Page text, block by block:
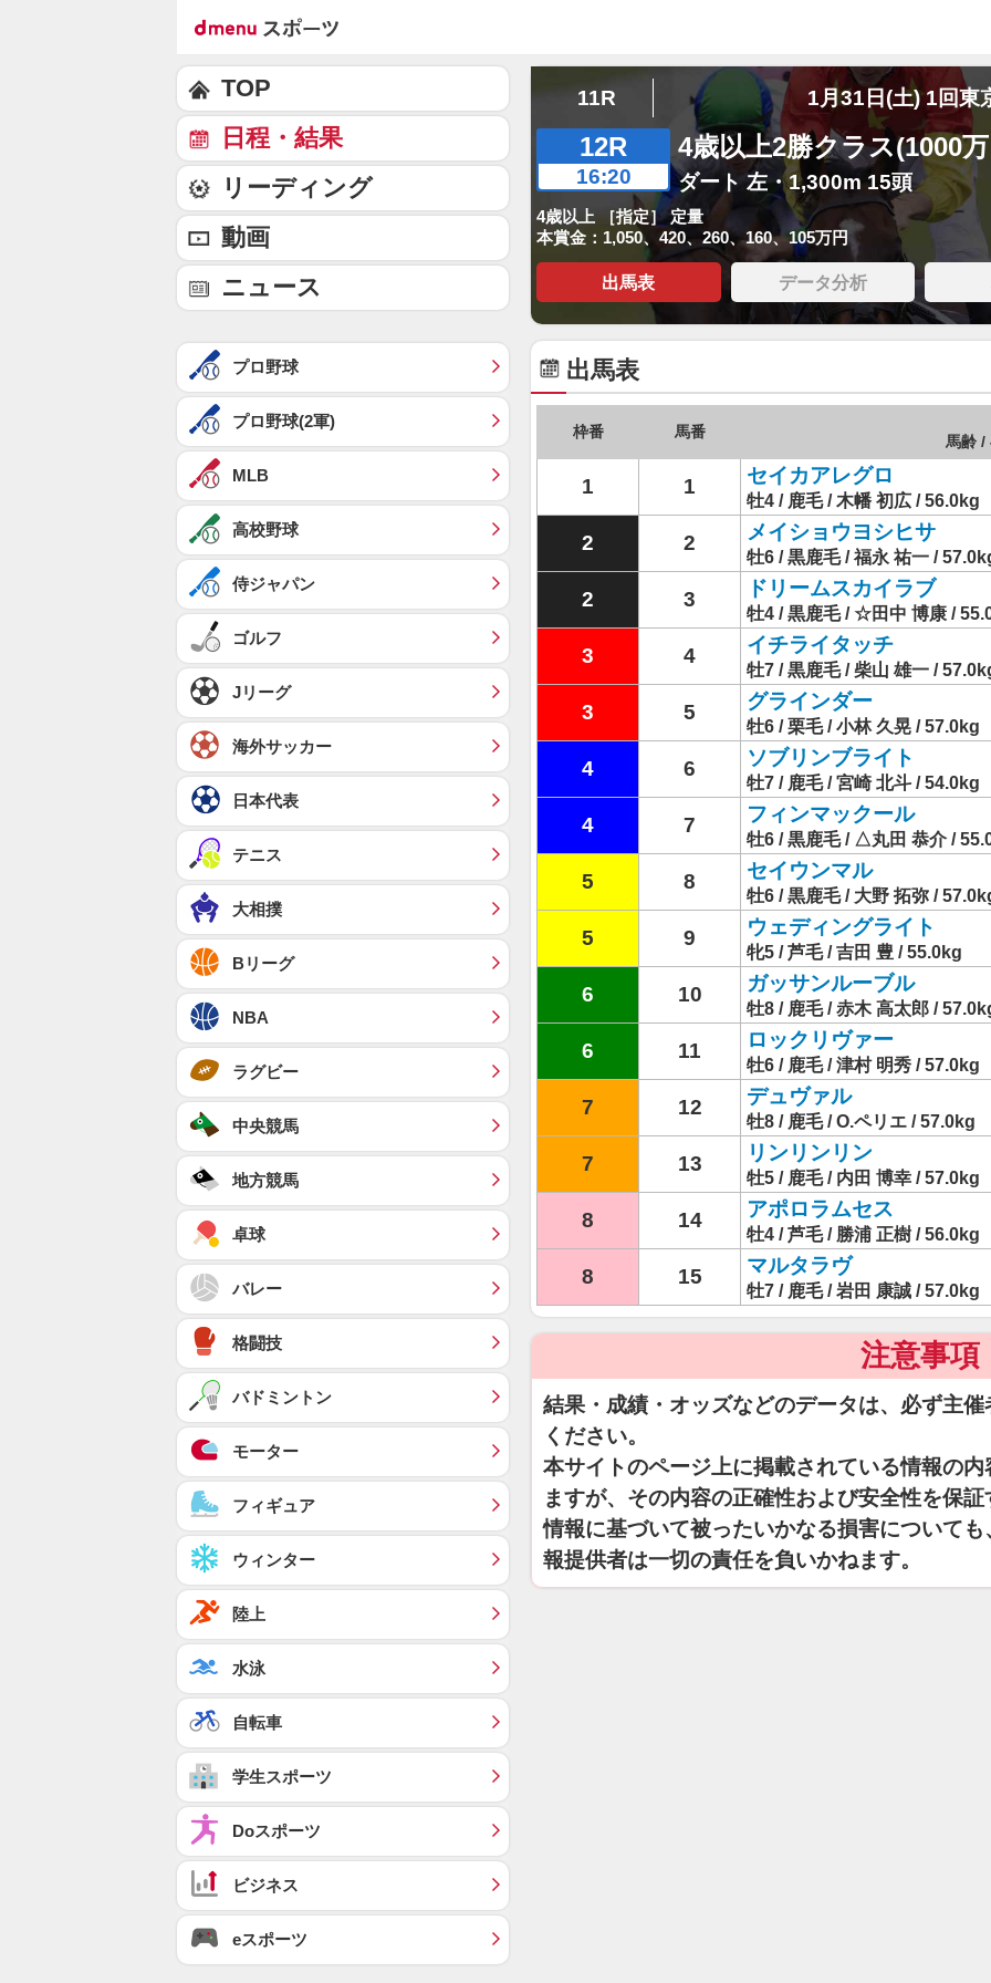
11R 1月31日(土) 1回東
12R
16:20
4歳以上2勝クラス(1000
ダート 左・1,300m 15頭
4歳以上 ［指定］ 定量
本賞金：1,050、420、260、160、105万円
出馬表 データ分析
出馬表
枠番 馬番
馬齢 /
1 1 セイカアレグロ
牡4 / 鹿毛 / 木幡 初広 / 56.0kg
2 2 メイショウヨシヒサ
牡6 / 黒鹿毛 / 福永 祐一 /
2 3 ドリームスカイラブ
牡4 / 黒鹿毛 / ☆田中 博康 /
3 4 イチライタッチ
牡7 / 黒鹿毛 / 柴山 雄一 /
3 5 グラインダー
牡6 / 栗毛 / 小林 久晃 / 57.0kg
4 6 ソブリンブライト
牡7 / 鹿毛 / 宮崎 北斗 / 54.0kg
4 7 フィンマックール
牡6 / 黒鹿毛 / △丸田 恭介 /
5 8 セイウンマル
牡6 / 黒鹿毛 / 大野 拓弥 /
5 9 ウェディングライト
牝5 / 芦毛 / 吉田 豊 / 55.0kg
6 10 ガッサンルーブル
牡8 / 鹿毛 / 赤木 高太郎 /
6 11 ロックリヴァー
牡6 / 鹿毛 / 津村 明秀 / 57.0kg
7 12 デュヴァル
牡8 / 鹿毛 / O.ペリエ / 57.0kg
7 13 リンリンリン
牡5 / 鹿毛 / 内田 博幸 / 57.0kg
8 14 アポロラムセス
牡4 / 芦毛 / 勝浦 正樹 / 56.0kg
8 15 マルタラヴ
牡7 / 鹿毛 / 岩田 康誠 / 57.0kg
注意事項
結果・成績・オッズなどのデータは、必ず主
ください。
本サイトのページ上に掲載されている情報の
ますが、その内容の正確性および安全性を保
情報に基づいて被ったいかなる損害について
報提供者は一切の責任を負いかねます。
TOP
日程・結果
リーディング
動画
ニュース
プロ野球
プロ野球(2軍)
MLB
高校野球
侍ジャパン
ゴルフ
Jリーグ
海外サッカー
日本代表
テニス
大相撲
Bリーグ
NBA
ラグビー
中央競馬
地方競馬
卓球
バレー
格闘技
バドミントン
モーター
フィギュア
ウィンター
陸上
水泳
自転車
学生スポーツ
Doスポーツ
ビジネス
eスポーツ